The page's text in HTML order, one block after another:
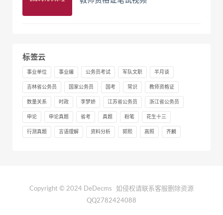
标签云
事业单位 事业编 公务员考试 军队文职 半月谈
吉林省公务员 国家公务员 国考 常识 教师资格证
数量关系 时政 李梦娇 江苏省公务员 浙江省公务员
申论 申论真题 省考 真题 粉笔 花生十三
行测真题 言语理解 资料分析 郭熙 高照 齐麟
Copyright © 2024 DeDecms
如侵权请联系客服删除资源
QQ2782424088